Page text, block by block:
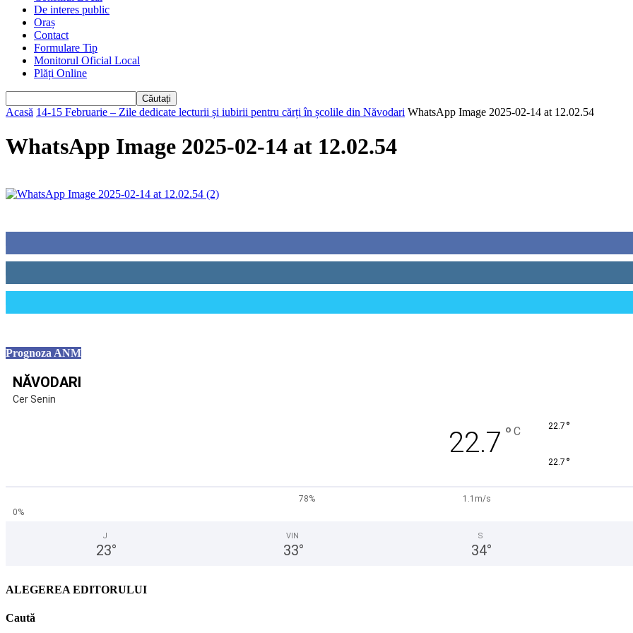
De interes public
Oraș
Contact
Formulare Tip
Monitorul Oficial Local
Plăți Online
Acasă 14-15 Februarie – Zile dedicate lecturii și iubirii pentru cărți în școlile din Năvodari WhatsApp Image 2025-02-14 at 12.02.54
WhatsApp Image 2025-02-14 at 12.02.54
Prognoza ANM
NĂVODARI
Cer Senin
22.7 ° C 22.7 °
22.7 °
78%
1.1m/s
0%
J
23°
VIN
33°
S
34°
ALEGEREA EDITORULUI
Caută